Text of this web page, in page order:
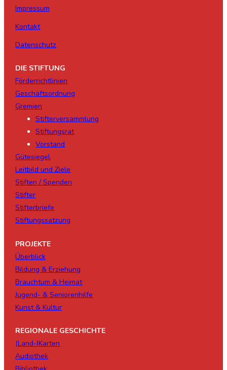
Impressum
Kontakt
Datenschutz
DIE STIFTUNG
Förderrichtlinien
Geschäftsordnung
Gremien
Stifterversammlung
Stiftungsrat
Vorstand
Gütesiegel
Leitbild und Ziele
Stiften / Spenden
Stifter
Stifterbriefe
Stiftungssatzung
PROJEKTE
Überblick
Bildung & Erziehung
Brauchtum & Heimat
Jugend- & Seniorenhilfe
Kunst & Kultur
REGIONALE GESCHICHTE
(Land-)Karten
Audiothek